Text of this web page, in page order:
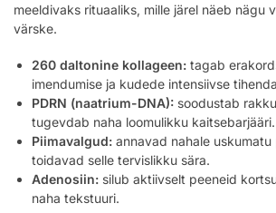
meeldivaks rituaaliks, mille järel näeb nägu
värske.
260 daltonine kollageen: tagab
imendumise ja kudede intensiivse
PDRN (naatrium-DNA): soodustab
tugevdab naha loomulikku kaitsebarjääri.
Piimavalgud: annavad nahale uskumatu
toidavad selle tervislikku sära.
Adenosiin: silub aktiivselt peeneid
naha tekstuuri.